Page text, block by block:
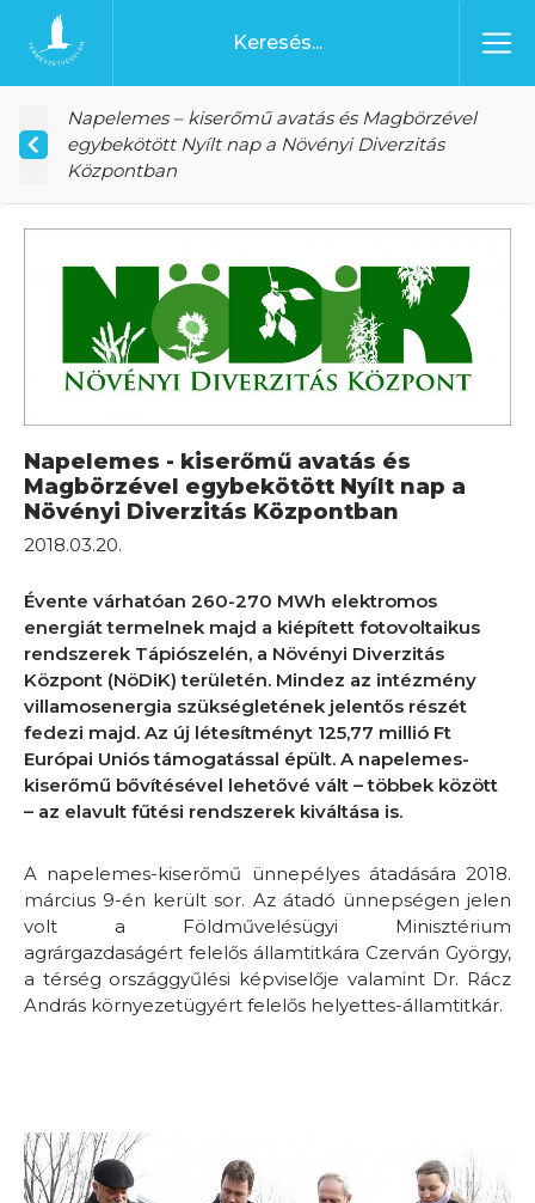
Ugrás a tartalomhoz
Főoldal
Napelemes – kiserőmű avatás és Magbörzével
egybekötött Nyílt nap a Növényi Diverzitás
Központban
Napelemes - kiserőmű avatás és
Magbörzével egybekötött Nyílt nap a
Növényi Diverzitás Központban
2018.03.20.
Évente várhatóan 260-270 MWh elektromos
energiát termelnek majd a kiépített fotovoltaikus
rendszerek Tápiószelén, a Növényi Diverzitás
Központ (NöDiK) területén. Mindez az intézmény
villamosenergia szükségletének jelentős részét
fedezi majd. Az új létesítményt 125,77 millió Ft
Európai Uniós támogatással épült. A napelemes-
kiserőmű bővítésével lehetővé vált – többek között
– az elavult fűtési rendszerek kiváltása is.
A napelemes-kiserőmű ünnepélyes átadására 2018.
március 9-én került sor. Az átadó ünnepségen jelen
volt a Földművelésügyi Minisztérium
agrárgazdaságért felelős államtitkára Czerván György,
a térség országgyűlési képviselője valamint Dr. Rácz
András környezetügyért felelős helyettes-államtitkár.